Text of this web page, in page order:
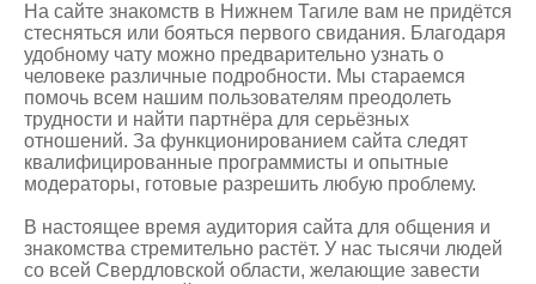
На сайте знакомств в Нижнем Тагиле вам не придётся
стесняться или бояться первого свидания. Благодаря
удобному чату можно предварительно узнать о
человеке различные подробности. Мы стараемся
помочь всем нашим пользователям преодолеть
трудности и найти партнёра для серьёзных
отношений. За функционированием сайта следят
квалифицированные программисты и опытные
модераторы, готовые разрешить любую проблему.
В настоящее время аудитория сайта для общения и
знакомства стремительно растёт. У нас тысячи людей
со всей Свердловской области, желающие завести